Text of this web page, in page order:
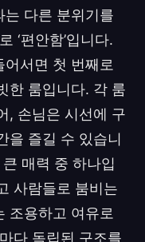
는 다른 분위기를
‘편안함’입니다.
서면 첫 번째로
한 룸입니다. 각 룸
, 손님은 시선에 구
을 즐길 수 있습니
매력 중 하나입
사람들로 붐비는
조용하고 여유로
다 독립된 구조를